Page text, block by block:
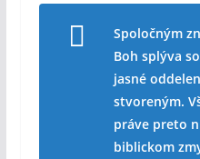
Spoločným
Boh splýva
jasné
stvoreným.
práve preto
biblickom